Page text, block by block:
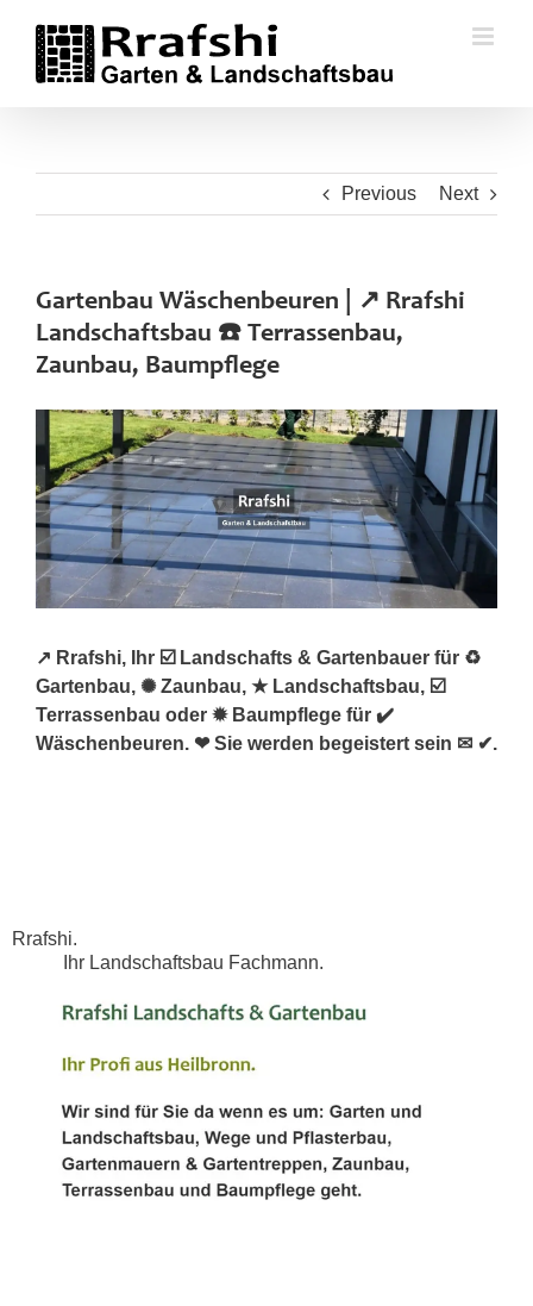
content
Previous Next
Gartenbau Wäschenbeuren | ↗️ Rrafshi
Landschaftsbau ☎️ Terrassenbau,
Zaunbau, Baumpflege
↗️ Rrafshi, Ihr ☑️ Landschafts & Gartenbauer für ♻
Gartenbau, ✺ Zaunbau, ★ Landschaftsbau, ☑️
Terrassenbau oder ✹ Baumpflege für ✔️
Wäschenbeuren. ❤ Sie werden begeistert sein ✉ ✔.
Rrafshi.
Ihr Landschaftsbau Fachmann.